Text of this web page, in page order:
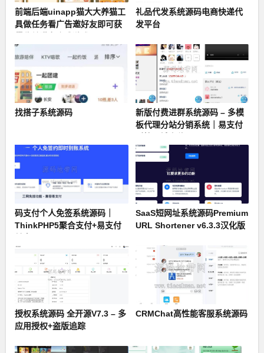
前端后端uinapp猫大大养猫工
具做任务看广告邀好友即可获
礼品代发系统源码电商快递代
发平台
找搭子系统源码
新版付费进群系统源码 – 多模
板代理分站分销系统｜易支付
码支付个人免签系统源码｜
ThinkPHP5聚合支付+易支付
SaaS短网址系统源码Premium
URL Shortener v6.3.3汉化版
授权系统源码 全开源V7.3 – 多
应用授权+盗版追踪
CRMChat高性能客服系统源码